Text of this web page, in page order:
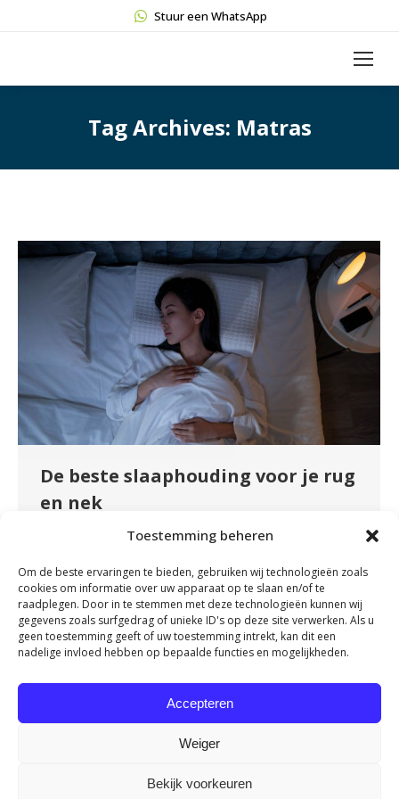
Toestemming beheren
Om de beste ervaringen te bieden, gebruiken wij technologieën zoals
cookies om informatie over uw apparaat op te slaan en/of te
raadplegen. Door in te stemmen met deze technologieën kunnen wij
gegevens zoals surfgedrag of unieke ID's op deze site verwerken. Als u
geen toestemming geeft of uw toestemming intrekt, kan dit een
nadelige invloed hebben op bepaalde functies en mogelijkheden.
Accepteren
Weiger
Bekijk voorkeuren
Stuur een WhatsApp
Tag Archives: Matras
De beste slaaphouding voor je rug
en nek
admin november 16, 2023
werken, wordt er veel aandacht besteed aan de
juiste werkhouding. Maar sta jij er wel eens bij
stil dat je gemiddeld ongeveer net zo lang
achter je bureau zit als dat je in je bed ligt? Tijd